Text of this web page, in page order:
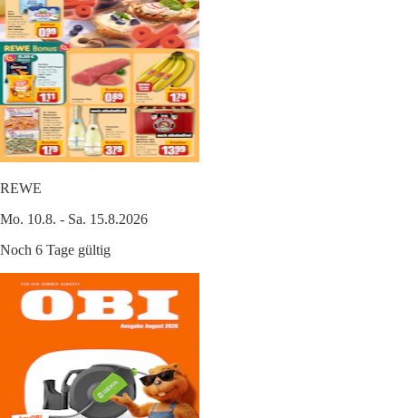
REWE
Mo. 10.8. - Sa. 15.8.2026
Noch 6 Tage gültig